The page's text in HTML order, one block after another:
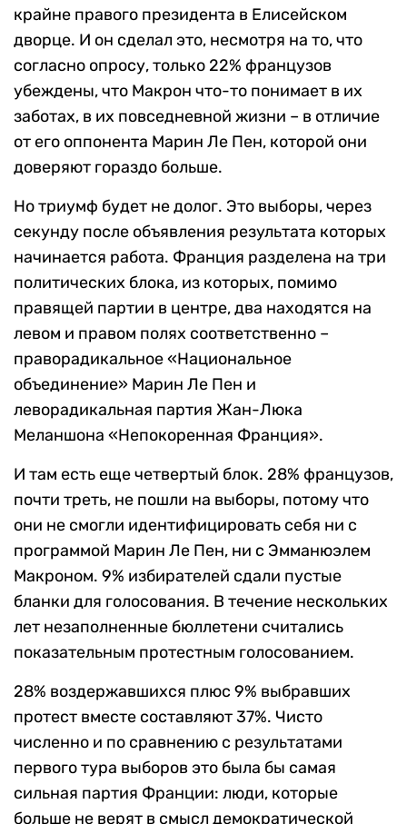
крайне правого президента в Елисейском
дворце. И он сделал это, несмотря на то, что
согласно опросу, только 22% французов
убеждены, что Макрон что-то понимает в их
заботах, в их повседневной жизни – в отличие
от его оппонента Марин Ле Пен, которой они
доверяют гораздо больше.
Но триумф будет не долог. Это выборы, через
секунду после объявления результата которых
начинается работа. Франция разделена на три
политических блока, из которых, помимо
правящей партии в центре, два находятся на
левом и правом полях соответственно –
праворадикальное «Национальное
объединение» Марин Ле Пен и
леворадикальная партия Жан-Люка
Меланшона «Непокоренная Франция».
И там есть еще четвертый блок. 28% французов,
почти треть, не пошли на выборы, потому что
они не смогли идентифицировать себя ни с
программой Марин Ле Пен, ни с Эмманюэлем
Макроном. 9% избирателей сдали пустые
бланки для голосования. В течение нескольких
лет незаполненные бюллетени считались
показательным протестным голосованием.
28% воздержавшихся плюс 9% выбравших
протест вместе составляют 37%. Чисто
численно и по сравнению с результатами
первого тура выборов это была бы самая
сильная партия Франции: люди, которые
больше не верят в смысл демократической